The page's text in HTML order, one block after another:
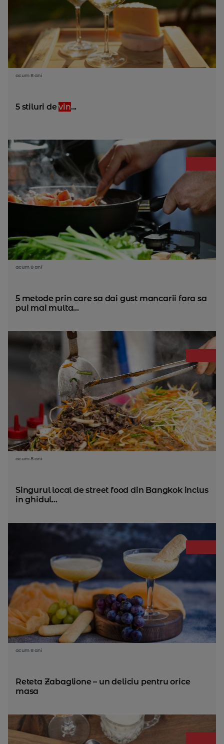
acum 8 ani
5 stiluri devin...
acum 8 ani
5 metode prin care sa dai gust mancarii fara sa
pui mai multa...
acum 8 ani
Singurul local de street food din Bangkok inclus
in ghidul...
acum 8 ani
Reteta Zabaglione – un deliciu pentru orice
masa